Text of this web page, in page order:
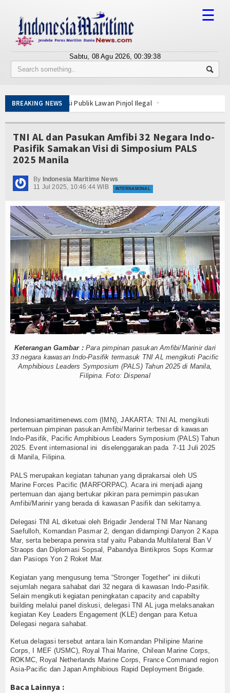
Tentang Kami
Berita
BUMN
Editorial
Ekspose
Hankam
Hukum
Internasional
Kelautan dan Perikanan
Kesehatan
Khazanah
Nasional
News
Olahraga
Perhubungan
Religi
Opini
Pelabuhan
Politik
Seni & Budaya
Sorot
Tauziah
Tokoh
Wisata
☰
Sabtu, 08 Agu 2026,00:39:38
BREAKING NEWS
Publik Lawan Pinjol Ilegal
Esensi Perlindungan Nyawa
Alat Pemindai Peti Kemas Ekspor
dan Tata Kelola
di Bangka Belitung
Kampung Nelayan Merah Putih
Tinggi
IPC TPK-Kejari Jakut Perpanjang Kerja Sama Hukum
ABK
5 Motor Harley Pretelan dari China Diselundupkan Lewat
Esensi Perlindungan Nyawa
Alat Pemindai Peti Kemas Ekspor
dan Tata Kelola
di Bangka Belitung
Kampung Nelayan Merah Putih
Publik Lawan Pinjol Ilegal
Tinggi
IPC TPK-Kejari Jakut Perpanjang Kerja Sama Hukum
ABK
5 Motor Harley Pretelan dari China Diselundupkan Lewat
Alat Pemindai Peti Kemas Ekspor
dan Tata Kelola
TNI AL dan Pasukan Amfibi 32 Negara Indo-
Pasifik Samakan Visi di Simposium PALS
2025 Manila
By Indonesia Maritime News
11 Jul 2025, 10:46:44 WIB
INTERNASIONAL
Keterangan Gambar :Para pimpinan pasukan Amfibi/Marinir dari
33 negara kawasan Indo-Pasifik termasuk TNI AL mengikuti Pacific
Amphibious Leaders Symposium (PALS) Tahun 2025 di Manila,
Filipina. Foto: Dispenal
Indonesiamaritimenews.com (IMN), JAKARTA: TNI AL mengikuti
pertemuan pimpinan pasukan Amfibi/Marinir terbesar di kawasan
Indo-Pasifik, Pacific Amphibious Leaders Symposium (PALS) Tahun
2025. Event internasional ini diselenggarakan pada 7-11 Juli 2025
di Manila, Filipina.
PALS merupakan kegiatan tahunan yang diprakarsai oleh US
Marine Forces Pacific (MARFORPAC). Acara ini menjadi ajang
pertemuan dan ajang bertukar pikiran para pemimpin pasukan
Amfibi/Marinir yang berada di kawasan Pasifik dan sekitarnya.
Delegasi TNI AL diketuai oleh Brigadir Jenderal TNI Mar Nanang
Saefulloh, Komandan Pasmar 2, dengan didampingi Danyon 2 Kapa
Mar, serta beberapa perwira staf yaitu Pabanda Multilateral Ban V
Straops dan Diplomasi Sopsal, Pabandya Bintikpros Sops Kormar
dan Pasiops Yon 2 Roket Mar.
Kegiatan yang mengusung tema “Stronger Together" ini diikuti
sejumlah negara sahabat dari 32 negara di kawasan Indo-Pasifik.
Selain mengikuti kegiatan peningkatan capacity and capabilty
building melalui panel diskusi, delegasi TNI AL juga melaksanakan
kegiatan Key Leaders Engagement (KLE) dengan para Ketua
Delegasi negara sahabat.
Ketua delagasi tersebut antara lain Komandan Philipine Marine
Corps, I MEF (USMC), Royal Thai Marine, Chilean Marine Corps,
ROKMC, Royal Netherlands Marine Corps, France Command region
Asia-Pacific dan Japan Amphibious Rapid Deployment Brigade.
Baca Lainnya :